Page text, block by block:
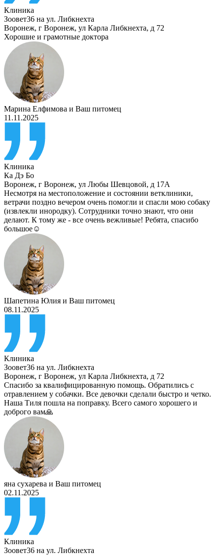
Клиника
Зоовет36 на ул. Либкнехта
Воронеж, г Воронеж, ул Карла Либкнехта, д 72
Хорошие и грамотные доктора
Марина Елфимова и Ваш питомец
11.11.2025
Клиника
Ка Дэ Бо
Воронеж, г Воронеж, ул Любы Шевцовой, д 17А
Несмотря на местоположение и состоянии ветклиники,
ветрачи поздно вечером очень помогли и спасли мою собаку
(извлекли инородку). Сотрудники точно знают, что они
делают. К тому же - все очень вежливые! Ребята, спасибо
большое☺️
Шапетина Юлия и Ваш питомец
08.11.2025
Клиника
Зоовет36 на ул. Либкнехта
Воронеж, г Воронеж, ул Карла Либкнехта, д 72
Спасибо за квалифицированную помощь. Обратились с
отравлением у собачки. Все девочки сделали быстро и четко.
Наша Тиля пошла на поправку. Всего самого хорошего и
доброго вам🙏
яна сухарева и Ваш питомец
02.11.2025
Клиника
Зоовет36 на ул. Либкнехта